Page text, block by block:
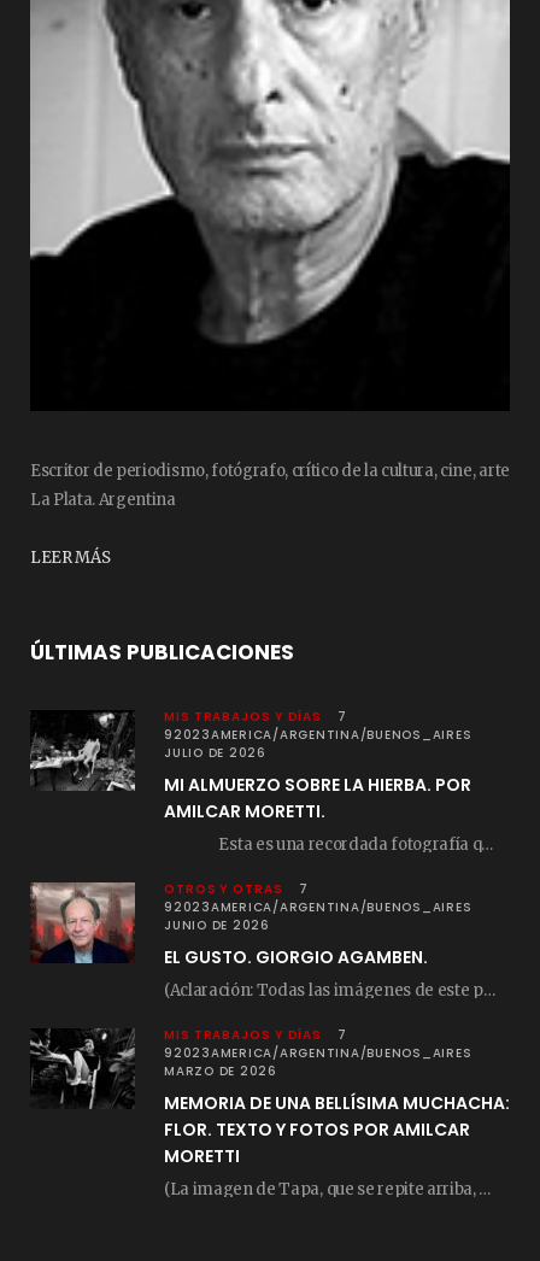
Escritor de periodismo, fotógrafo, crítico de la cultura, cine, arte
La Plata. Argentina
LEER MÁS
ÚLTIMAS PUBLICACIONES
MIS TRABAJOS Y DÍAS
7
92023AMERICA/ARGENTINA/BUENOS_AIRES
JULIO DE 2026
MI ALMUERZO SOBRE LA HIERBA. POR
AMILCAR MORETTI.
Esta es una recordada fotografía que registré…
OTROS Y OTRAS
7
92023AMERICA/ARGENTINA/BUENOS_AIRES
JUNIO DE 2026
EL GUSTO. GIORGIO AGAMBEN.
(Aclaración: Todas las imágenes de este posteo fueron tomadas de Bloghemia.com, y todos los…
MIS TRABAJOS Y DÍAS
7
92023AMERICA/ARGENTINA/BUENOS_AIRES
MARZO DE 2026
MEMORIA DE UNA BELLÍSIMA MUCHACHA:
FLOR. TEXTO Y FOTOS POR AMILCAR
MORETTI
(La imagen de Tapa, que se repite arriba, fue compuesta por Amilcar Moretti el viernes…